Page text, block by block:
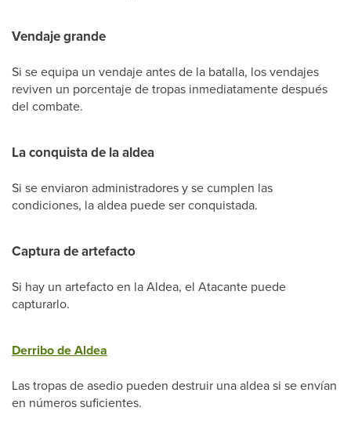
Vendaje grande
Si se equipa un vendaje antes de la batalla, los vendajes
reviven un porcentaje de tropas inmediatamente después
del combate.
La conquista de la aldea
Si se enviaron administradores y se cumplen las
condiciones, la aldea puede ser conquistada.
Captura de artefacto
Si hay un artefacto en la Aldea, el Atacante puede
capturarlo.
Derribo de Aldea
Las tropas de asedio pueden destruir una aldea si se envían
en números suficientes.